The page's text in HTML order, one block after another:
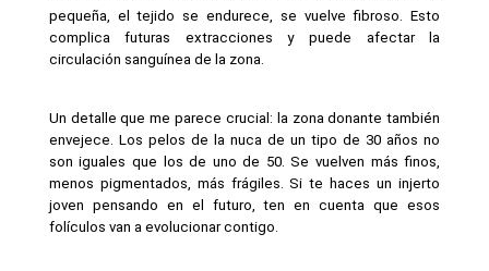
pequeña, el tejido se endurece, se vuelve fibroso. Esto
complica futuras extracciones y puede afectar la
circulación sanguínea de la zona.
Un detalle que me parece crucial: la zona donante también
envejece. Los pelos de la nuca de un tipo de 30 años no
son iguales que los de uno de 50. Se vuelven más finos,
menos pigmentados, más frágiles. Si te haces un injerto
joven pensando en el futuro, ten en cuenta que esos
folículos van a evolucionar contigo.